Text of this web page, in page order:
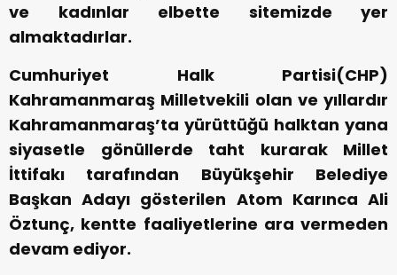
ve kadınlar elbette sitemizde yer
almaktadırlar.
Cumhuriyet Halk Partisi(CHP)
Kahramanmaraş Milletvekili olan ve yıllardır
Kahramanmaraş’ta yürüttüğü halktan yana
siyasetle gönüllerde taht kurarak Millet
İttifakı tarafından Büyükşehir Belediye
Başkan Adayı gösterilen Atom Karınca Ali
Öztunç, kentte faaliyetlerine ara vermeden
devam ediyor.